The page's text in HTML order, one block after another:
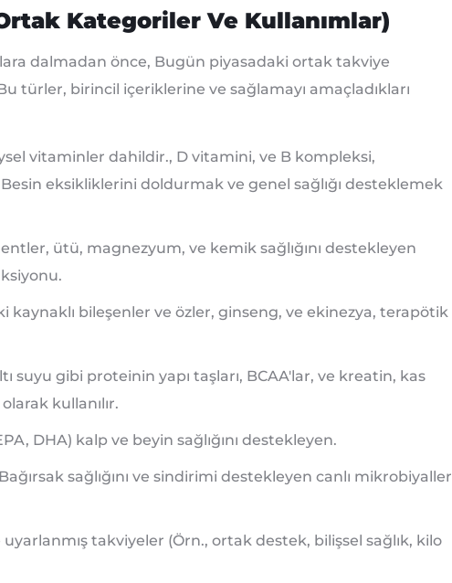
Kategoriler Ve Kullanımlar)
dalmadan önce, Bugün piyasadaki ortak takviye
türler, birincil içeriklerine ve sağlamayı amaçladıkları
vitaminler dahildir., D vitamini, ve B kompleksi,
Besin eksikliklerini doldurmak ve genel sağlığı desteklemek
ütü, magnezyum, ve kemik sağlığını destekleyen
kaynaklı bileşenler ve özler, ginseng, ve ekinezya, terapötik
suyu gibi proteinin yapı taşları, BCAA'lar, ve kreatin, kas
kullanılır.
DHA) kalp ve beyin sağlığını destekleyen.
Bağırsak sağlığını ve sindirimi destekleyen canlı mikrobiyaller
takviyeler (Örn., ortak destek, bilişsel sağlık, kilo